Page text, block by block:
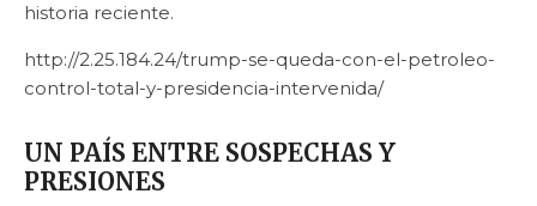
historia reciente.
http://2.25.184.24/trump-se-queda-con-el-petroleo-
control-total-y-presidencia-intervenida/
UN PAÍS ENTRE SOSPECHAS Y
PRESIONES